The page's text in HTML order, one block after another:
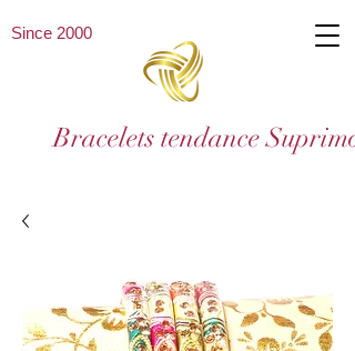
Since 2000
Bracelets tendance Suprimo